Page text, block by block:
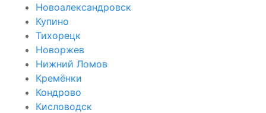
Новоалександровск
Купино
Тихорецк
Новоржев
Нижний Ломов
Кремёнки
Кондрово
Кисловодск